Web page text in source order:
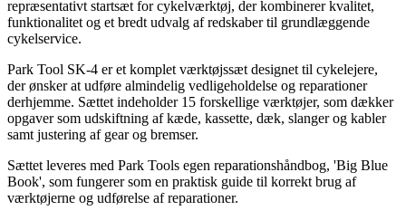
repræsentativt startsæt for cykelværktøj, der kombinerer kvalitet,
funktionalitet og et bredt udvalg af redskaber til grundlæggende
cykelservice.
Park Tool SK-4 er et komplet værktøjssæt designet til cykelejere,
der ønsker at udføre almindelig vedligeholdelse og reparationer
derhjemme. Sættet indeholder 15 forskellige værktøjer, som dækker
opgaver som udskiftning af kæde, kassette, dæk, slanger og kabler
samt justering af gear og bremser.
Sættet leveres med Park Tools egen reparationshåndbog, 'Big Blue
Book', som fungerer som en praktisk guide til korrekt brug af
værktøjerne og udførelse af reparationer.